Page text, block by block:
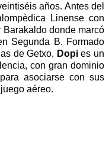
años. Antes del
Linense con
donde marcó
Segunda B. Formado
de Getxo, Dopies un
con gran dominio
asociarse con sus
aéreo.